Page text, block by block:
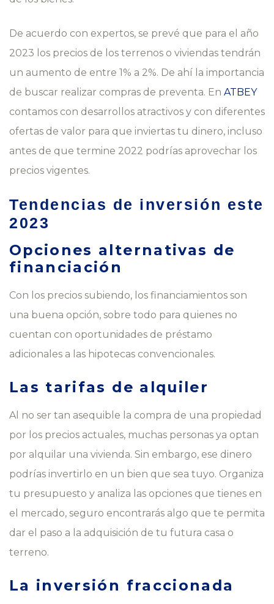
De acuerdo con expertos, se prevé que para el año
2023 los precios de los terrenos o viviendas tendrán
un aumento de entre 1% a 2%. De ahí la importancia
de buscar realizar compras de preventa. En ATBEY
contamos con desarrollos atractivos y con diferentes
ofertas de valor para que inviertas tu dinero, incluso
antes de que termine 2022 podrías aprovechar los
precios vigentes.
Tendencias de inversión este
2023
Opciones alternativas de
financiación
Con los precios subiendo, los financiamientos son
una buena opción, sobre todo para quienes no
cuentan con oportunidades de préstamo
adicionales a las hipotecas convencionales.
Las tarifas de alquiler
Al no ser tan asequible la compra de una propiedad
por los precios actuales, muchas personas ya optan
por alquilar una vivienda. Sin embargo, ese dinero
podrías invertirlo en un bien que sea tuyo. Organiza
tu presupuesto y analiza las opciones que tienes en
el mercado, seguro encontrarás algo que te permita
dar el paso a la adquisición de tu futura casa o
terreno.
La inversión fraccionada